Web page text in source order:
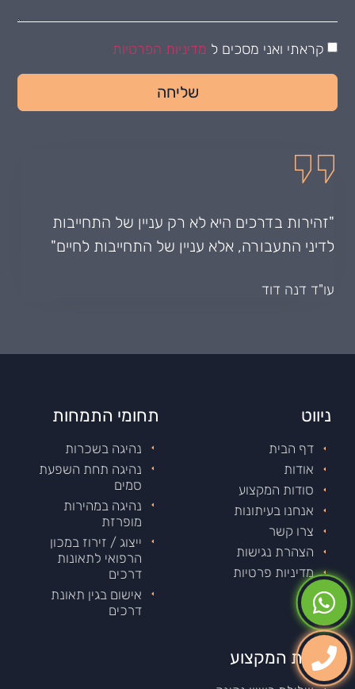
"זהירות בדרכים היא לא רק עניין של התחייבות
לדיני התעבורה, אלא עניין של התחייבות לחיים"
עו"ד דנה דוד
קראתי ואני מסכים ל מדיניות הפרטיות
שליחה
ניווט
דף הבית
אודות
סודות המקצוע
אנחנו בעיתונות
צרו קשר
הצהרת נגישות
מדיניות פרטיות
תחומי התמחות
נהיגה בשכרות
נהיגה תחת השפעת
סמים
נהיגה במהירות
מופרזת
ייצוג / זירוז במכון
הרפואי לתאונות
דרכים
אישום בגין תאונת
דרכים
סודות המקצוע